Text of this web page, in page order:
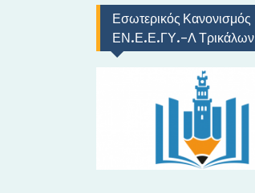
Εσωτερικός Κανονισμός
ΕΝ.Ε.Ε.ΓΥ.-Λ Τρικάλων